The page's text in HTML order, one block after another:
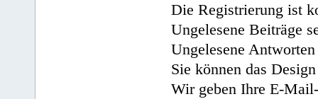
Die Registrierung ist
Ungelesene Beiträge
Ungelesene
Sie können das
Wir geben Ihre E-